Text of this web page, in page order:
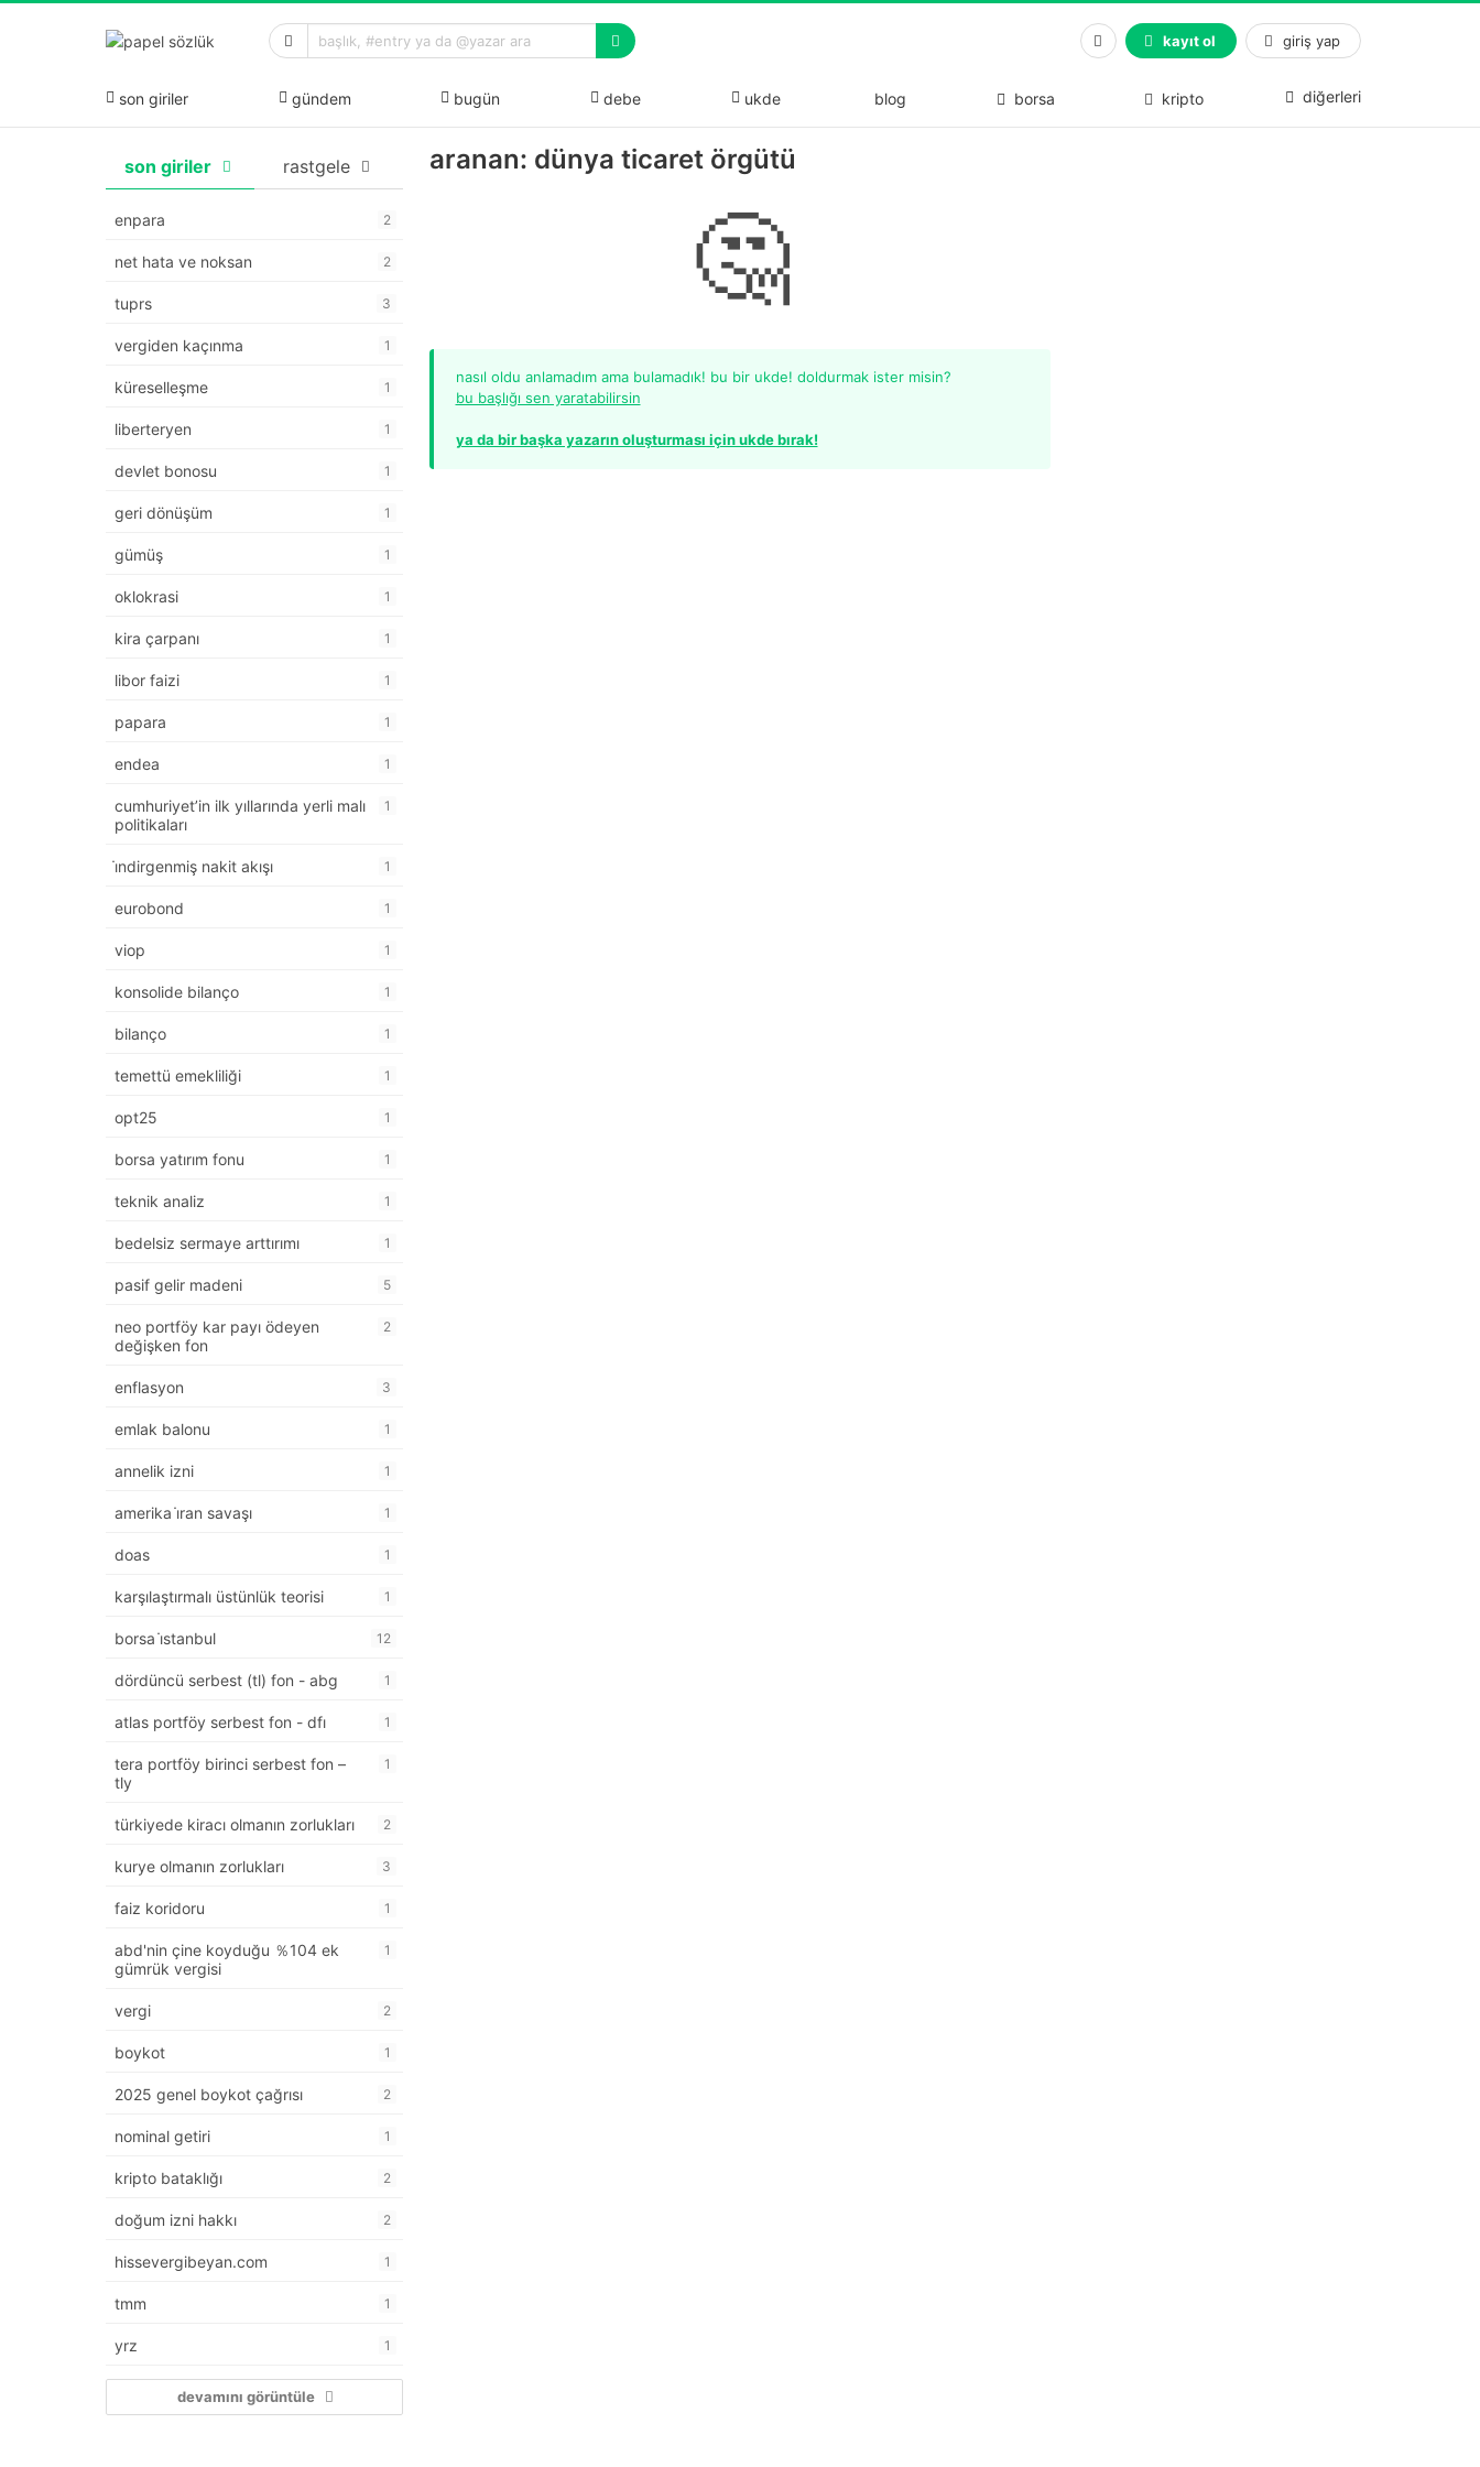
kayıt ol giriş yap
son giriler gündem bugün debe ukde blog borsa kripto diğerleri
son giriler rastgele
enpara 2
net hata ve noksan 2
tuprs 3
vergiden kaçınma 1
küreselleşme 1
liberteryen 1
devlet bonosu 1
geri dönüşüm 1
gümüş 1
oklokrasi 1
kira çarpanı 1
libor faizi 1
papara 1
endea 1
cumhuriyet’in ilk yıllarında yerli malı
politikaları
1
i̇ndirgenmiş nakit akışı 1
eurobond 1
viop 1
konsolide bilanço 1
bilanço 1
temettü emekliliği 1
opt25 1
borsa yatırım fonu 1
teknik analiz 1
bedelsiz sermaye arttırımı 1
pasif gelir madeni 5
neo portföy kar payı ödeyen
değişken fon
2
enflasyon 3
emlak balonu 1
annelik izni 1
amerika i̇ran savaşı 1
doas 1
karşılaştırmalı üstünlük teorisi 1
borsa i̇stanbul 12
dördüncü serbest (tl) fon - abg 1
atlas portföy serbest fon - dfı 1
tera portföy birinci serbest fon –
tly
1
türkiyede kiracı olmanın zorlukları 2
kurye olmanın zorlukları 3
faiz koridoru 1
abd'nin çine koyduğu ％104 ek
gümrük vergisi
1
vergi 2
boykot 1
2025 genel boykot çağrısı 2
nominal getiri 1
kripto bataklığı 2
doğum izni hakkı 2
hissevergibeyan.com 1
tmm 1
yrz 1
devamını görüntüle
aranan: dünya ticaret örgütü
🤔
nasıl oldu anlamadım ama bulamadık! bu bir ukde! doldurmak ister misin?
bu başlığı sen yaratabilirsin
ya da bir başka yazarın oluşturması için ukde bırak!